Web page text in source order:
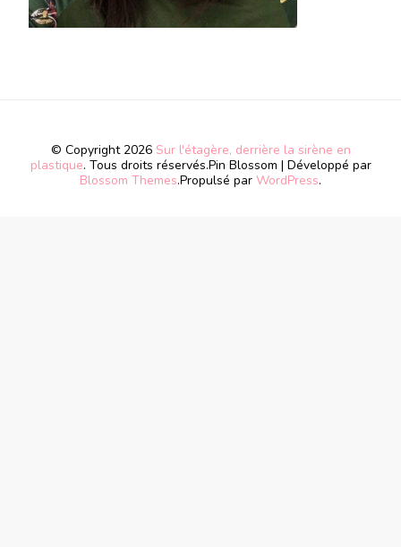
© Copyright 2026 Sur l'étagère, derrière la sirène en
plastique. Tous droits réservés.Pin Blossom | Développé par
Blossom Themes.Propulsé par WordPress.